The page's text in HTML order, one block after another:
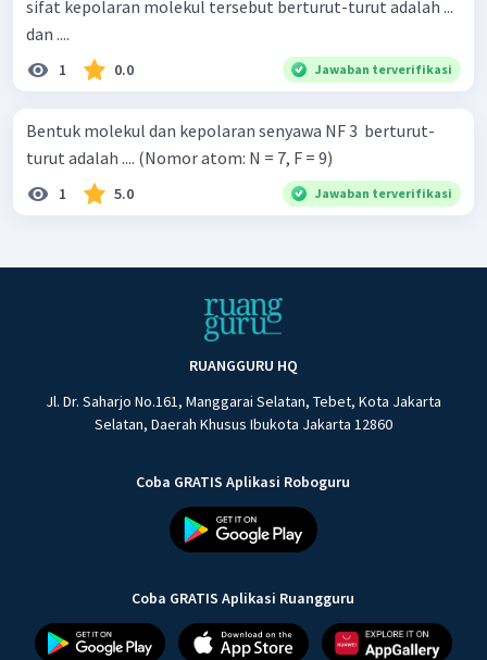
sifat kepolaran molekul tersebut berturut-turut adalah ...
dan ....
1 0.0 Jawaban terverifikasi
Bentuk molekul dan kepolaran senyawa NF 3 ​ berturut-
turut adalah .... (Nomor atom: N = 7, F = 9)
1 5.0 Jawaban terverifikasi
RUANGGURU HQ
Jl. Dr. Saharjo No.161, Manggarai Selatan, Tebet, Kota Jakarta
Selatan, Daerah Khusus Ibukota Jakarta 12860
Coba GRATIS Aplikasi Roboguru
Coba GRATIS Aplikasi Ruangguru